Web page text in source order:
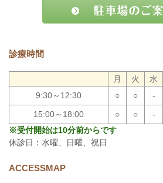
診療時間
月 火 水
9:30～12:30
○ ○ -
15:00～18:00
○ ○ -
※受付開始は10分前からです
休診日：水曜、日曜、祝日
ACCESSMAP